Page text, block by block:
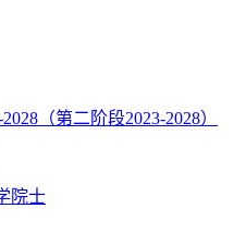
（第二阶段2023-2028）
院士